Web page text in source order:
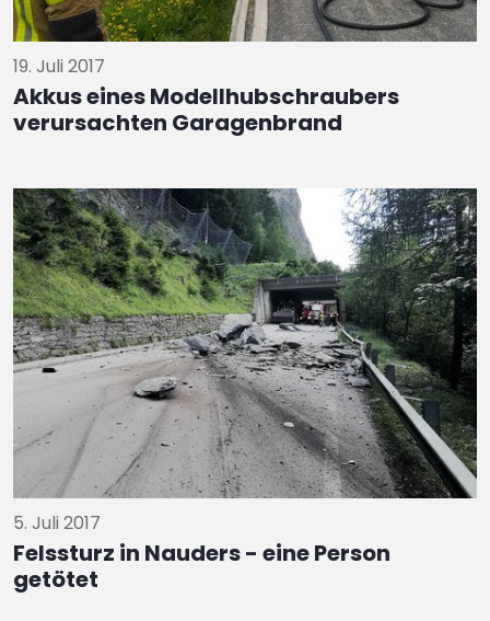
19. Juli 2017
Akkus eines Modellhubschraubers
verursachten Garagenbrand
5. Juli 2017
Felssturz in Nauders - eine Person
getötet